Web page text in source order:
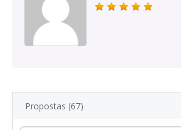
Propostas (67)